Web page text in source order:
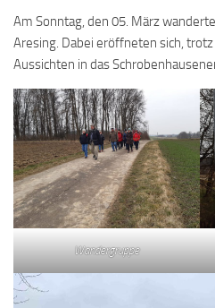
Am Sonntag, den 05. März
Aresing. Dabei eröffneten sich,
Aussichten in das
Wandergruppe